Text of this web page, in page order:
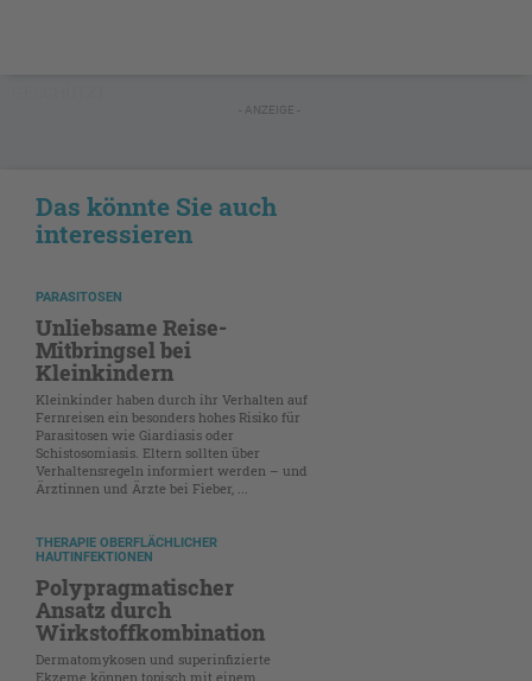
- ANZEIGE -
Das könnte Sie auch
interessieren
PARASITOSEN
Unliebsame Reise-
Mitbringsel bei
Kleinkindern
Kleinkinder haben durch ihr Verhalten auf
Fernreisen ein besonders hohes Risiko für
Parasitosen wie Giardiasis oder
Schistosomiasis. Eltern sollten über
Verhaltensregeln informiert werden – und
Ärztinnen und Ärzte bei Fieber, ...
THERAPIE OBERFLÄCHLICHER
HAUTINFEKTIONEN
Polypragmatischer
Ansatz durch
Wirkstoffkombination
Dermatomykosen und superinfizierte
Ekzeme können topisch mit einem